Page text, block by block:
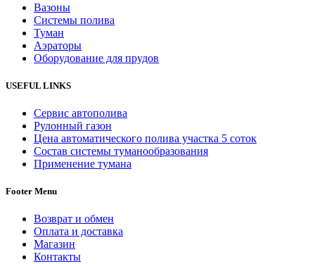
Вазоны
Системы полива
Туман
Аэраторы
Оборудование для прудов
USEFUL LINKS
Сервис автополива
Рулонный газон
Цена автоматического полива участка 5 соток
Состав системы туманообразования
Применение тумана
Footer Menu
Возврат и обмен
Оплата и доставка
Магазин
Контакты